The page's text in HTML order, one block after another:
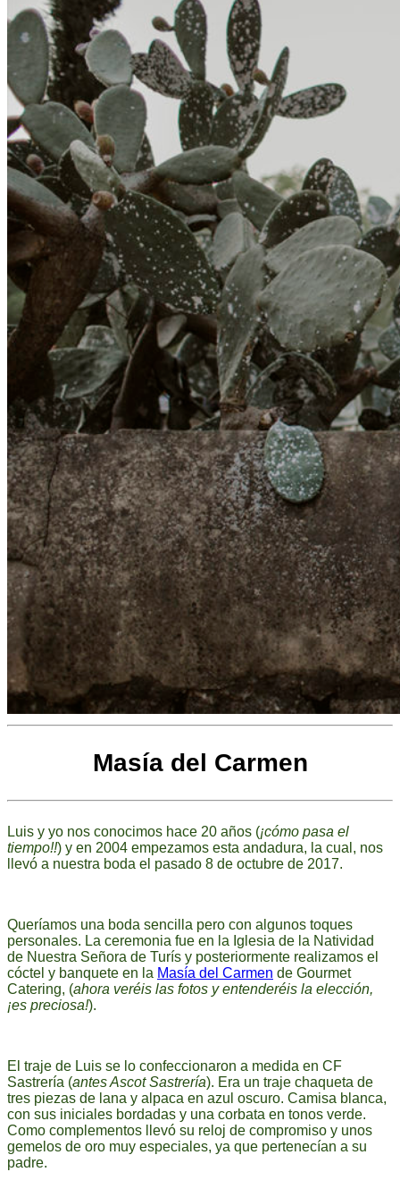
Masía del Carmen
Luis y yo nos conocimos hace 20 años (¡cómo pasa el
tiempo!!) y en 2004 empezamos esta andadura, la cual, nos
llevó a nuestra boda el pasado 8 de octubre de 2017.
Queríamos una boda sencilla pero con algunos toques
personales. La ceremonia fue en la Iglesia de la Natividad
de Nuestra Señora de Turís y posteriormente realizamos el
cóctel y banquete en la Masía del Carmen de Gourmet
Catering, (ahora veréis las fotos y entenderéis la elección,
¡es preciosa!).
El traje de Luis se lo confeccionaron a medida en CF
Sastrería (antes Ascot Sastrería). Era un traje chaqueta de
tres piezas de lana y alpaca en azul oscuro. Camisa blanca,
con sus iniciales bordadas y una corbata en tonos verde.
Como complementos llevó su reloj de compromiso y unos
gemelos de oro muy especiales, ya que pertenecían a su
padre.